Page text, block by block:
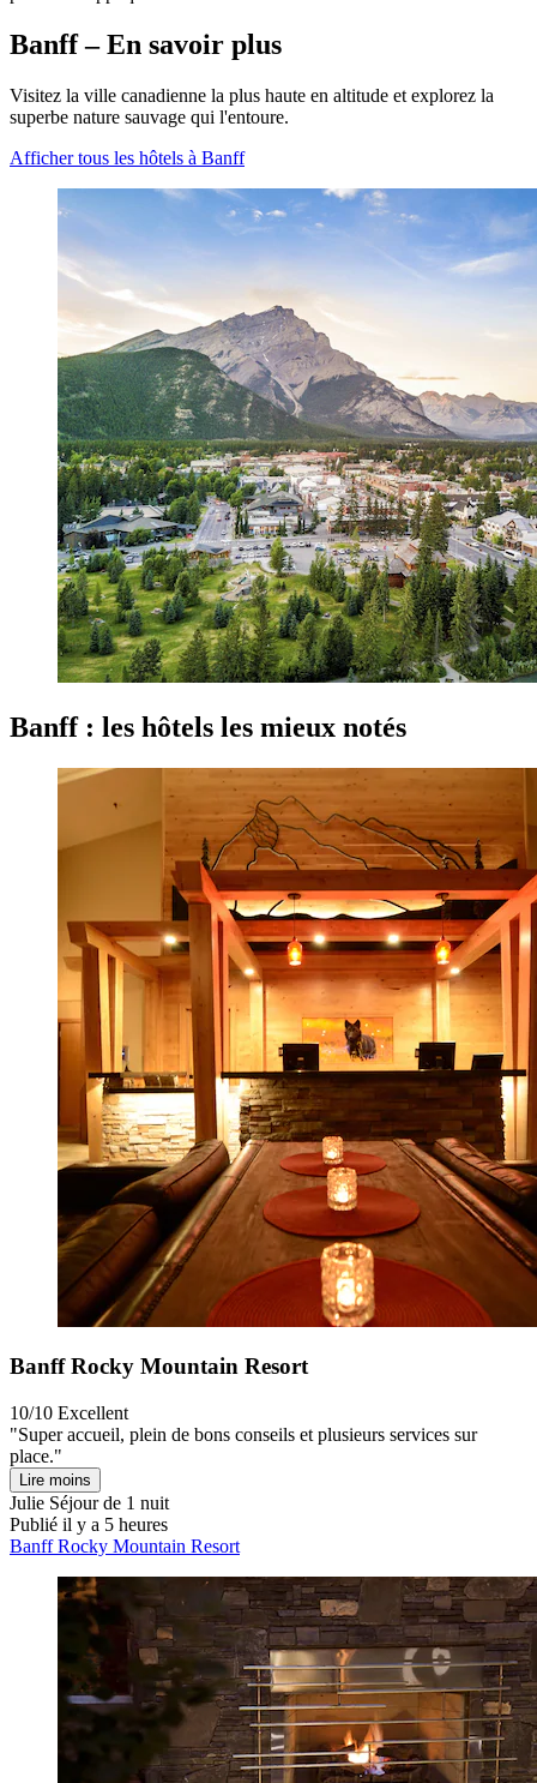
Banff – En savoir plus
Visitez la ville canadienne la plus haute en altitude et explorez la
superbe nature sauvage qui l'entoure.
Afficher tous les hôtels à Banff
Banff : les hôtels les mieux notés
Banff Rocky Mountain Resort
10/10 Excellent
"Super accueil, plein de bons conseils et plusieurs services sur
place."
Lire moins
Julie Séjour de 1 nuit
Publié il y a 5 heures
Banff Rocky Mountain Resort